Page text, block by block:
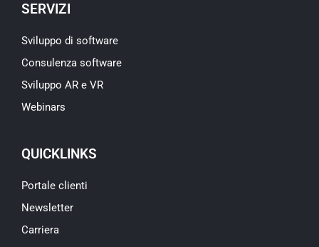
SERVIZI
Sviluppo di software
Consulenza software
Sviluppo AR e VR
Webinars
QUICKLINKS
Portale clienti
Newsletter
Carriera